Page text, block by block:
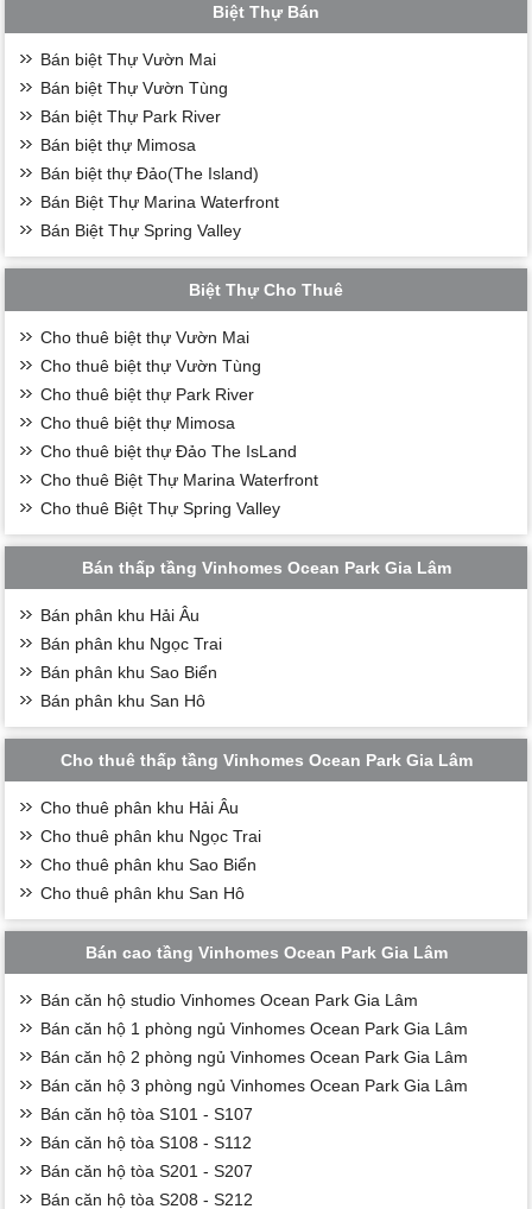
Biệt Thự Bán
Bán biệt Thự Vườn Mai
Bán biệt Thự Vườn Tùng
Bán biệt Thự Park River
Bán biệt thự Mimosa
Bán biệt thự Đảo(The Island)
Bán Biệt Thự Marina Waterfront
Bán Biệt Thự Spring Valley
Biệt Thự Cho Thuê
Cho thuê biệt thự Vườn Mai
Cho thuê biệt thự Vườn Tùng
Cho thuê biệt thự Park River
Cho thuê biệt thự Mimosa
Cho thuê biệt thự Đảo The IsLand
Cho thuê Biệt Thự Marina Waterfront
Cho thuê Biệt Thự Spring Valley
Bán thấp tầng Vinhomes Ocean Park Gia Lâm
Bán phân khu Hải Âu
Bán phân khu Ngọc Trai
Bán phân khu Sao Biển
Bán phân khu San Hô
Cho thuê thấp tầng Vinhomes Ocean Park Gia Lâm
Cho thuê phân khu Hải Âu
Cho thuê phân khu Ngọc Trai
Cho thuê phân khu Sao Biển
Cho thuê phân khu San Hô
Bán cao tầng Vinhomes Ocean Park Gia Lâm
Bán căn hộ studio Vinhomes Ocean Park Gia Lâm
Bán căn hộ 1 phòng ngủ Vinhomes Ocean Park Gia Lâm
Bán căn hộ 2 phòng ngủ Vinhomes Ocean Park Gia Lâm
Bán căn hộ 3 phòng ngủ Vinhomes Ocean Park Gia Lâm
Bán căn hộ tòa S101 - S107
Bán căn hộ tòa S108 - S112
Bán căn hộ tòa S201 - S207
Bán căn hộ tòa S208 - S212